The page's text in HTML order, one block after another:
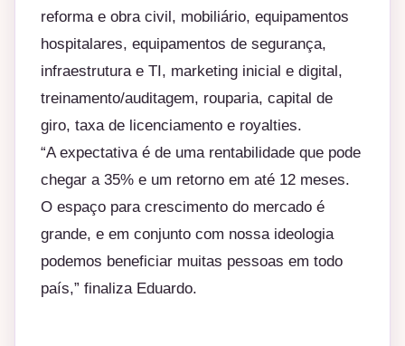
reforma e obra civil, mobiliário, equipamentos
hospitalares, equipamentos de segurança,
infraestrutura e TI, marketing inicial e digital,
treinamento/auditagem, rouparia, capital de
giro, taxa de licenciamento e royalties.
“A expectativa é de uma rentabilidade que pode
chegar a 35% e um retorno em até 12 meses.
O espaço para crescimento do mercado é
grande, e em conjunto com nossa ideologia
podemos beneficiar muitas pessoas em todo
país,” finaliza Eduardo.